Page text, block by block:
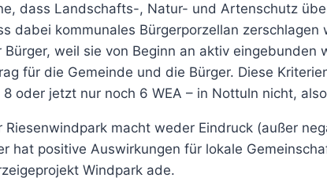
dass Landschafts-, Natur- und Artenschutz
dabei kommunales Bürgerporzellan
Bürger, weil sie von Beginn an aktiv eingebunden
für die Gemeinde und die Bürger. Diese
8 oder jetzt nur noch 6 WEA – in Nottuln nicht,
Riesenwindpark macht weder Eindruck (außer
hat positive Auswirkungen für lokale
Windpark ade.